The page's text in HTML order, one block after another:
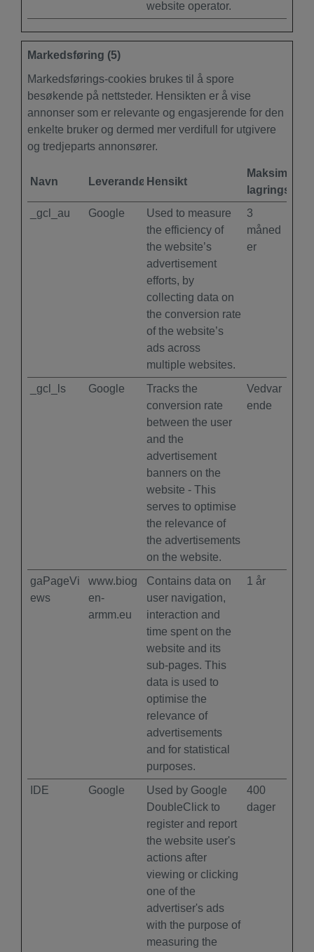
website operator.
Markedsføring (5)
Markedsførings-cookies brukes til å spore
besøkende på nettsteder. Hensikten er å vise
annonser som er relevante og engasjerende for den
enkelte bruker og dermed mer verdifull for utgivere
og tredjeparts annonsører.
Navn LeverandørHensikt
Maksimal
_gcl_au
Google
Used to measure
the efficiency of
the website’s
advertisement
efforts, by
collecting data on
the conversion rate
of the website’s
ads across
multiple websites.
3
måned
er
_gcl_ls Google
Tracks the
conversion rate
between the user
and the
advertisement
banners on the
website - This
serves to optimise
the relevance of
the advertisements
on the website.
Vedvar
ende
gaPageVi
ews
www.biog
en-
armm.eu
Contains data on
user navigation,
interaction and
time spent on the
website and its
sub-pages. This
data is used to
optimise the
relevance of
advertisements
and for statistical
purposes.
1 år
IDE Google
Used by Google
DoubleClick to
register and report
the website user's
actions after
viewing or clicking
one of the
advertiser's ads
with the purpose of
measuring the
400
dager